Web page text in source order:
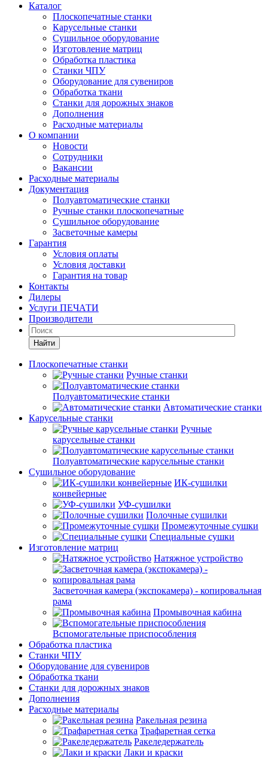
Каталог
Плоскопечатные станки
Карусельные станки
Сушильное оборудование
Изготовление матриц
Обработка пластика
Станки ЧПУ
Оборудование для сувениров
Обработка ткани
Станки для дорожных знаков
Дополнения
Расходные материалы
О компании
Новости
Сотрудники
Вакансии
Расходные материалы
Документация
Полуавтоматические станки
Ручные станки плоскопечатные
Сушильное оборудование
Засветочные камеры
Гарантия
Условия оплаты
Условия доставки
Гарантия на товар
Контакты
Дилеры
Услуги ПЕЧАТИ
Производители
Найти
Плоскопечатные станки
Ручные станки
Полуавтоматические станки
Автоматические станки
Карусельные станки
Ручные
карусельные станки
Полуавтоматические карусельные станки
Сушильное оборудование
ИК-сушилки
конвейерные
УФ-сушилки
Полочные сушилки
Промежуточные сушки
Специальные сушки
Изготовление матриц
Натяжное устройство
Засветочная камера (экспокамера) - копировальная
рама
Промывочная кабина
Вспомогательные приспособления
Обработка пластика
Станки ЧПУ
Оборудование для сувениров
Обработка ткани
Станки для дорожных знаков
Дополнения
Расходные материалы
Ракельная резина
Трафаретная сетка
Ракеледержатель
Лаки и краски